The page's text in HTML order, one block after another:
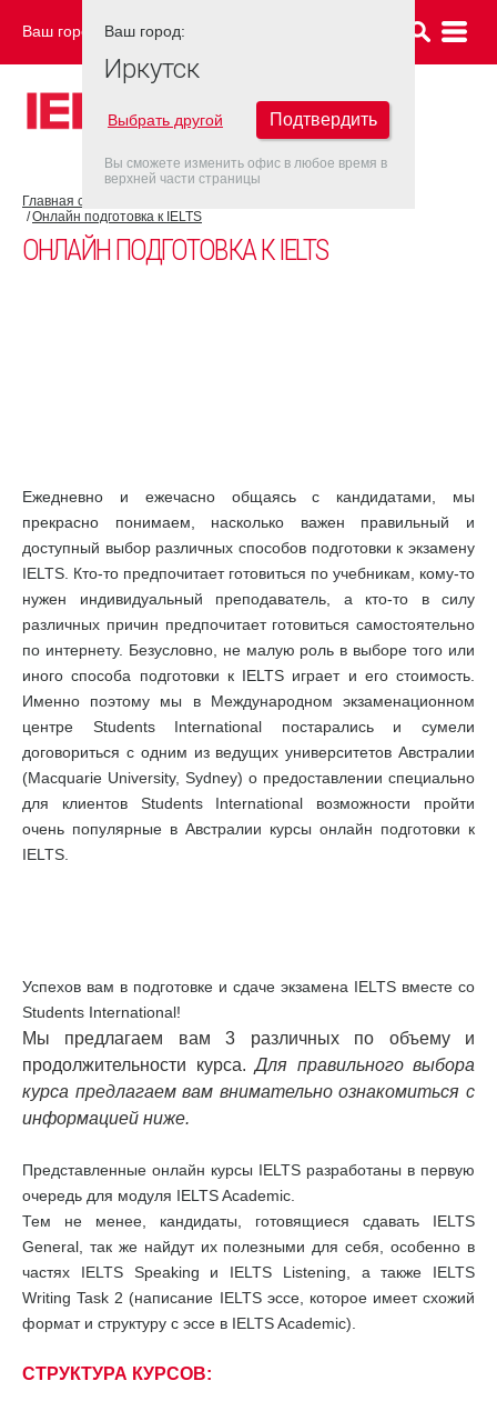
Ваш город: ИРКУТСК
Главная страница
Онлайн подготовка к IELTS
ОНЛАЙН ПОДГОТОВКА К IELTS
Ежедневно и ежечасно общаясь с кандидатами, мы
прекрасно понимаем, насколько важен правильный и
доступный выбор различных способов подготовки к экзамену
IELTS. Кто-то предпочитает готовиться по учебникам, кому-то
нужен индивидуальный преподаватель, а кто-то в силу
различных причин предпочитает готовиться самостоятельно
по интернету. Безусловно, не малую роль в выборе того или
иного способа подготовки к IELTS играет и его стоимость.
Именно поэтому мы в Международном экзаменационном
центре Students International постарались и сумели
договориться с одним из ведущих университетов Австралии
(Macquarie University, Sydney) о предоставлении специально
для клиентов Students International возможности пройти
очень популярные в Австралии курсы онлайн подготовки к
IELTS.
Успехов вам в подготовке и сдаче экзамена IELTS вместе со
Students International!
Мы предлагаем вам 3 различных по объему и
продолжительности курса.Для правильного выбора
курса предлагаем вам внимательно ознакомиться с
информацией ниже.
Представленные онлайн курсы IELTS разработаны в первую
очередь для модуля IELTS Academic.
Тем не менее, кандидаты, готовящиеся сдавать IELTS
General, так же найдут их полезными для себя, особенно в
частях IELTS Speaking и IELTS Listening, а также IELTS
Writing Task 2 (написание IELTS эссе, которое имеет схожий
формат и структуру с эссе в IELTS Academic).
СТРУКТУРА КУРСОВ:
Ваш город:
Иркутск
Выбрать другой Подтвердить
Вы сможете изменить офис в любое время в
верхней части страницы